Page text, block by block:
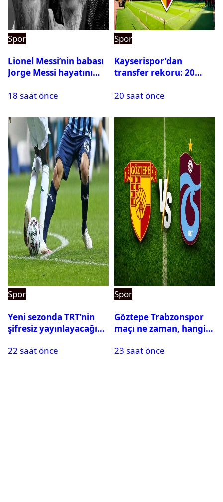
Spor
Lionel Messi’nin babası
Jorge Messi hayatını
18 saat önce
Spor
Kayserispor’dan
transfer rekoru: 20
20 saat önce
Spor
Yeni sezonda TRT’nin
şifresiz yayınlayacağı
22 saat önce
Spor
Göztepe Trabzonspor
maçı ne zaman, hangi
oynayacak mı?
23 saat önce